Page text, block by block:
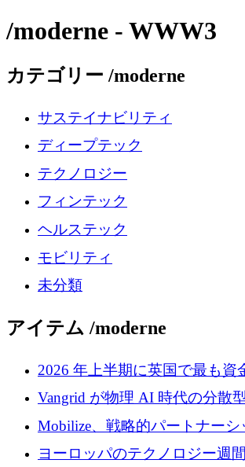
/moderne - WWW3
カテゴリー /moderne
サステイナビリティ
ディープテック
テクノロジー
フィンテック
ヘルステック
モビリティ
未分類
アイテム /moderne
2026 年上半期に英国で最も資
ノロジー企業
Vangrid が物理 AI 時代の分散
ジェンス ネットワークを構築
万ドルのシードを調達
Mobilize、戦略的パートナーシ
信ソフトウェア会社を拡大す
ヨーロッパのテクノロジー週